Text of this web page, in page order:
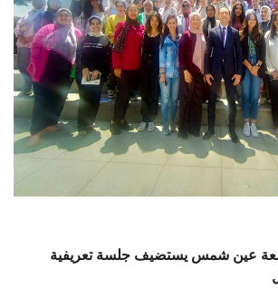
عين شمس يستضيف جلسة تعريفية